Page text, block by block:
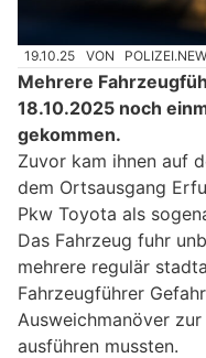
19.10.25 VON
Mehrere
18.10.2025 noch
gekommen.
Zuvor kam ihnen auf
dem Ortsausgang
Pkw Toyota als
Das Fahrzeug fuhr
mehrere regulär
Fahrzeugführer
Ausweichmanöver
ausführen mussten.